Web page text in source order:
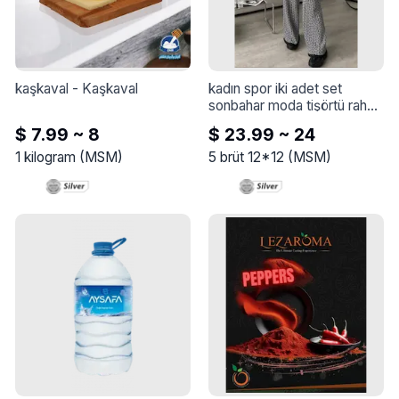
kaşkaval - Kaşkaval
$ 7.99 ~ 8
1 kilogram ( MSM)
kadın spor iki adet set
sonbahar moda tişörtü rahat
eğitim koşu kadın giyim suit
koşu eşofman - Kadın spor
iki adet Set sonbahar moda
kadın giyim Suit koşu
$ 23.99 ~ 24
5 brüt 12*12 ( MSM)